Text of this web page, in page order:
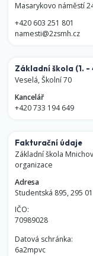
Masarykovo náměstí
+420 603 251 801
namesti@2zsmh.cz
Základní škola (1. -
Veselá, Školní 70
Kancelář
+420 733 194 649
Fakturační údaje
Základní škola
organizace
Adresa
Studentská 895, 295
IČO:
70989028
Datová schránka:
6a2mpvc